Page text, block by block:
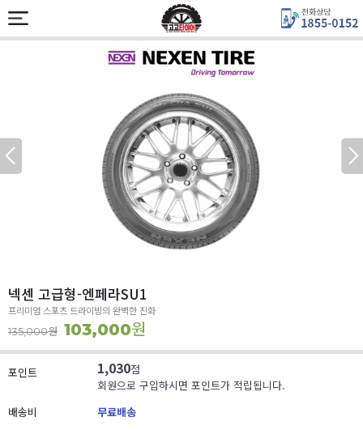
넥센 고급형-엔페라SU1
프리미엄 스포츠 드라이빙의 완벽한 진화
135,000원 103,000원
포인트 1,030점
회원으로 구입하시면 포인트가 적립됩니다.
배송비
무료배송